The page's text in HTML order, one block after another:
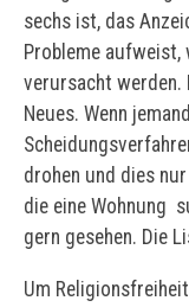
sechs ist, das
Probleme
verursacht werden.
Neues. Wenn
drohen und dies
die eine Wohnung
gern gesehen. Die
Um